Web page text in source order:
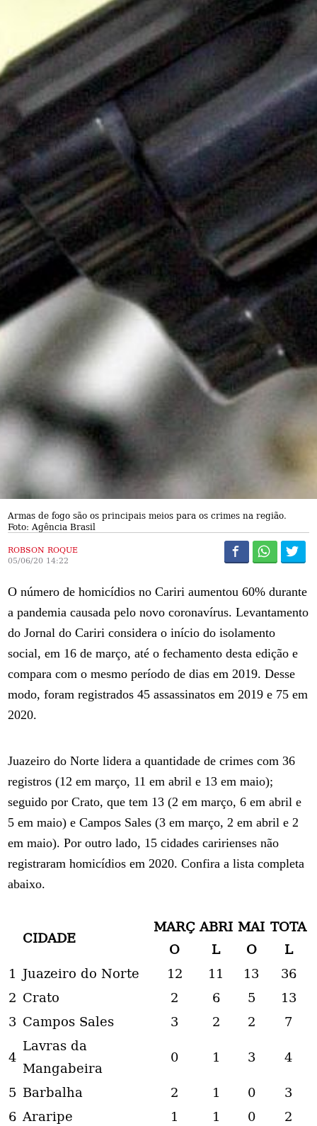
Armas de fogo são os principais meios para os crimes na região.
Foto: Agência Brasil
ROBSON ROQUE
05/06/20 14:22
O número de homicídios no Cariri aumentou 60% durante
a pandemia causada pelo novo coronavírus. Levantamento
do Jornal do Cariri considera o início do isolamento
social, em 16 de março, até o fechamento desta edição e
compara com o mesmo período de dias em 2019. Desse
modo, foram registrados 45 assassinatos em 2019 e 75 em
2020.
Juazeiro do Norte lidera a quantidade de crimes com 36
registros (12 em março, 11 em abril e 13 em maio);
seguido por Crato, que tem 13 (2 em março, 6 em abril e
5 em maio) e Campos Sales (3 em março, 2 em abril e 2
em maio). Por outro lado, 15 cidades caririenses não
registraram homicídios em 2020. Confira a lista completa
abaixo.
CIDADE
MARÇ
O
ABRI
L
MAI
O
TOTA
L
1 Juazeiro do Norte 12 11 13
36
2 Crato 2 6 5
13
3 Campos Sales 3 2 2 7
4
Lavras da
Mangabeira
0 1 3 4
5 Barbalha 2 1 0
3
6 Araripe 1 1 0 2